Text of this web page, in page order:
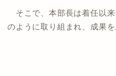
そこで、本部長は着任以
のように取り組まれ、成果を